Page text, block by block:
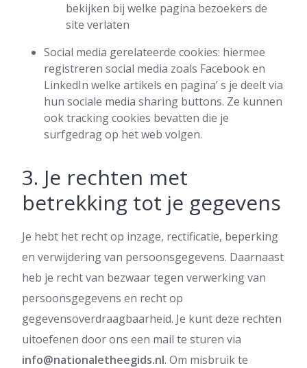
bekijken bij welke pagina bezoekers de
site verlaten
Social media gerelateerde cookies: hiermee
registreren social media zoals Facebook en
LinkedIn welke artikels en pagina’ s je deelt via
hun sociale media sharing buttons. Ze kunnen
ook tracking cookies bevatten die je
surfgedrag op het web volgen.
3. Je rechten met
betrekking tot je gegevens
Je hebt het recht op inzage, rectificatie, beperking
en verwijdering van persoonsgegevens. Daarnaast
heb je recht van bezwaar tegen verwerking van
persoonsgegevens en recht op
gegevensoverdraagbaarheid. Je kunt deze rechten
uitoefenen door ons een mail te sturen via
info@nationaletheegids.nl. Om misbruik te